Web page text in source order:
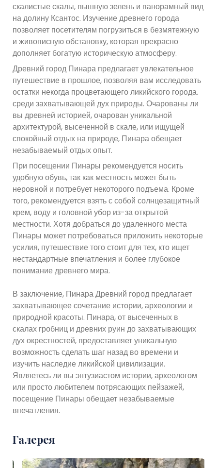
скалистые скалы, пышную зелень и панорамный вид
на долину Ксантос. Изучение древнего города
позволяет посетителям погрузиться в безмятежную
и живописную обстановку, которая прекрасно
дополняет богатую историческую атмосферу.
Древний город Пинара предлагает увлекательное
путешествие в прошлое, позволяя вам исследовать
остатки некогда процветающего ликийского города.
среди захватывающей дух природы. Очарованы ли
вы древней историей, очарован уникальной
архитектурой, высеченной в скале, или ищущей
спокойный отдых на природе, Пинара обещает
незабываемый отдых опыт.
При посещении Пинары рекомендуется носить
удобную обувь, так как местность может быть
неровной и потребует некоторого подъема. Кроме
того, рекомендуется взять с собой солнцезащитный
крем, воду и головной убор из-за открытой
местности. Хотя добраться до удаленного места
Пинары может потребоваться приложить некоторые
усилия, путешествие того стоит для тех, кто ищет
нестандартные впечатления и более глубокое
понимание древнего мира.
В заключение, Пинара Древний город предлагает
захватывающее сочетание истории, археологии и
природной красоты. Пинара, от высеченных в
скалах гробниц и древних руин до захватывающих
дух окрестностей, предоставляет уникальную
возможность сделать шаг назад во времени и
изучить наследие ликийской цивилизации.
Являетесь ли вы энтузиастом истории, археологом
или просто любителем потрясающих пейзажей,
посещение Пинары обещает незабываемые
впечатления.
Галерея